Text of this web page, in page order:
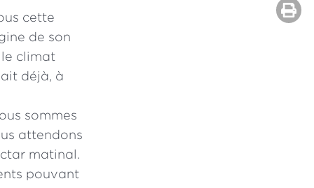
cette
de son
climat
déjà, à
sommes
attendons
matinal.
pouvant